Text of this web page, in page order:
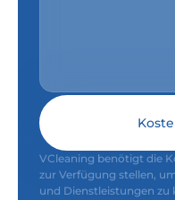
VCleaning benötigt die
zur Verfügung stellen,
und Dienstleistungen zu